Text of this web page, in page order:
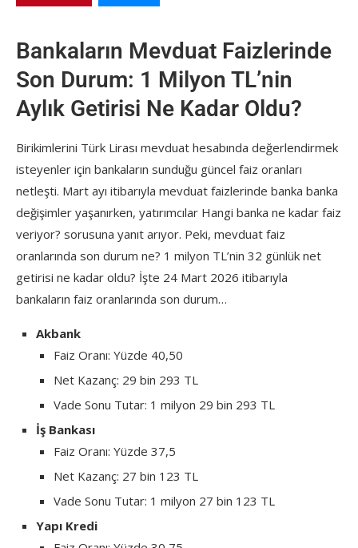
Bankaların Mevduat Faizlerinde
Son Durum: 1 Milyon TL’nin
Aylık Getirisi Ne Kadar Oldu?
Birikimlerini Türk Lirası mevduat hesabında değerlendirmek
isteyenler için bankaların sunduğu güncel faiz oranları
netleşti. Mart ayı itibarıyla mevduat faizlerinde banka banka
değişimler yaşanırken, yatırımcılar Hangi banka ne kadar faiz
veriyor? sorusuna yanıt arıyor. Peki, mevduat faiz
oranlarında son durum ne? 1 milyon TL’nin 32 günlük net
getirisi ne kadar oldu? İşte 24 Mart 2026 itibarıyla
bankaların faiz oranlarında son durum…
Akbank
Faiz Oranı: Yüzde 40,50
Net Kazanç: 29 bin 293 TL
Vade Sonu Tutar: 1 milyon 29 bin 293 TL
İş Bankası
Faiz Oranı: Yüzde 37,5
Net Kazanç: 27 bin 123 TL
Vade Sonu Tutar: 1 milyon 27 bin 123 TL
Yapı Kredi